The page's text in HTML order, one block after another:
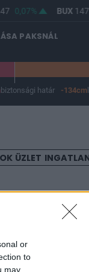
or
to
may
0,07% BUX147
PAKSNÁL
biztonsági határ -134cm
ÜZLET